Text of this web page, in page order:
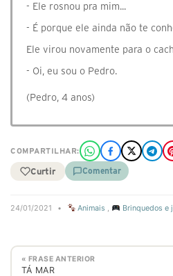
- Ele rosnou pra mim...
- É porque ele ainda não te
Ele virou novamente para o
- Oi, eu sou o Pedro.
(Pedro, 4 anos)
COMPARTILHAR:
Curtir Comentar
24/01/2021 • Animais , Brinquedos e
« FRASE ANTERIOR
TÁ MAR